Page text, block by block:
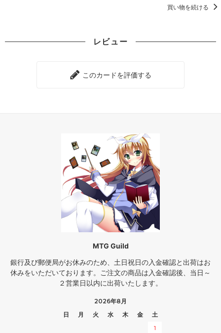
買い物を続ける
レビュー
このカードを評価する
MTG Guild
銀行及び郵便局がお休みのため、土日祝日の入金確認と出荷はお
休みをいただいております。ご注文の商品は入金確認後、当日～
２営業日以内に出荷いたします。
2026年8月
日
月 火 水 木 金
土
1